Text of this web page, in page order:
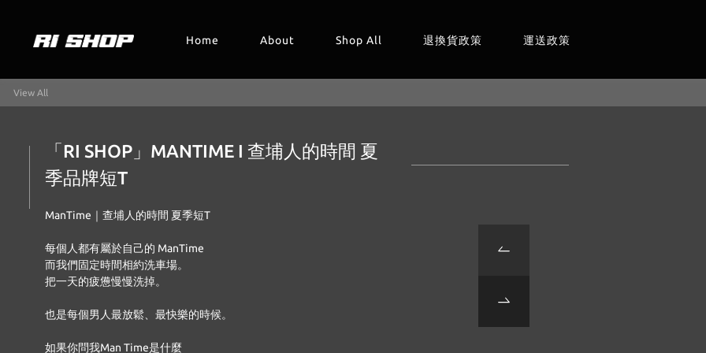
Home About Shop All 退換貨政策 運送政策
View All
「RI SHOP」MANTIME I 查埔人的時間 夏
季品牌短T
ManTime｜查埔人的時間 夏季短T
每個人都有屬於自己的 ManTime
而我們固定時間相約洗車場。
把一天的疲憊慢慢洗掉。
也是每個男人最放鬆、最快樂的時候。
如果你問我Man Time是什麼